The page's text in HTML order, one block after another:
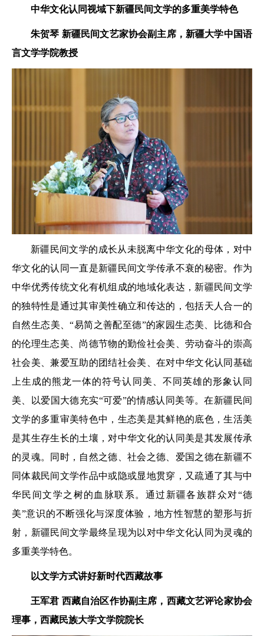
中华文化认同视域下新疆民间文学的多重美学特色
朱贺琴 新疆民间文艺家协会副主席， 新疆大学中国语
言文学学院教授
新疆民间文学的成长从未脱离中华文化的母体，对中
华文化的认同一直是新疆民间文学传承不衰的秘密。作为
中华优秀传统文化有机组成的地域化表达，新疆民间文学
的独特性是通过其审美性确立和传达的，包括天人合一的
自然生态美、“易简之善配至德”的家园生态美、比德和合
的伦理生态美、尚德节物的勤俭社会美、劳动奋斗的崇高
社会美、兼爱互助的团结社会美、在对中华文化认同基础
上生成的熊龙一体的符号认同美、不同英雄的形象认同
美、以爱国大德充实“可爱”的情感认同美等。在新疆民间
文学的多重审美特色中，生态美是其鲜艳的底色，生活美
是其生存生长的土壤，对中华文化的认同美是其发展传承
的灵魂。同时，自然之德、社会之德、爱国之德在新疆不
同体裁民间文学作品中或隐或显地贯穿，又疏通了其与中
华民间文学之树的血脉联系。通过新疆各族群众对“德
美”意识的不断强化与深度体验，地方性智慧的塑形与折
射，新疆民间文学最终呈现为以对中华文化认同为灵魂的
多重美学特色。
以文学方式讲好新时代西藏故事
王军君 西藏自治区作协副主席， 西藏文艺评论家协会
理事， 西藏民族大学文学院院长